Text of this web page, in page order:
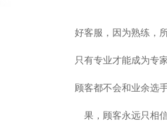
好客服，因为熟练，
只有专业才能成为专
顾客都不会和业余选
果，顾客永远只相